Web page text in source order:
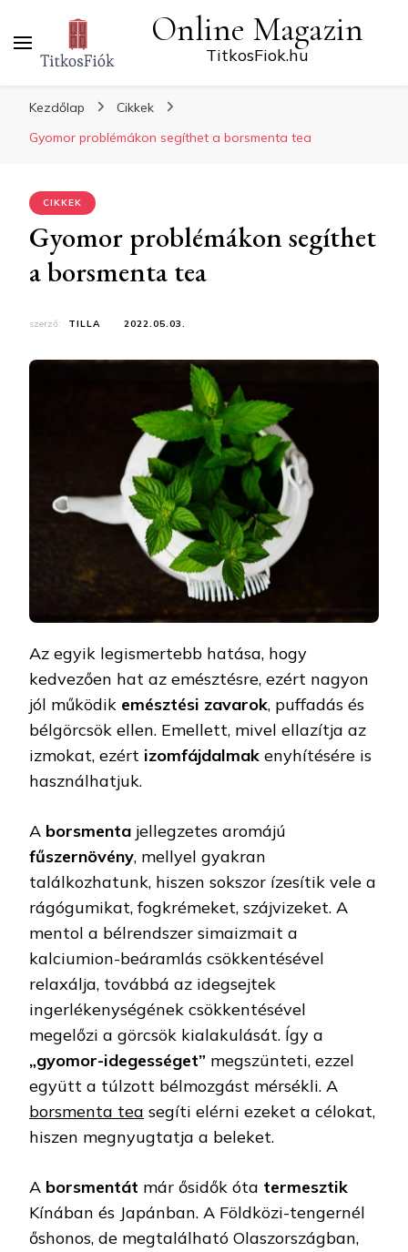
Online Magazin
TitkosFiok.hu
Kezdőlap
Cikkek
Gyomor problémákon segíthet a borsmenta tea
CIKKEK
Gyomor problémákon segíthet
a borsmenta tea
szerző: TILLA 2022.05.03.
Az egyik legismertebb hatása, hogy
kedvezően hat az emésztésre, ezért nagyon
jól működik emésztési zavarok, puffadás és
bélgörcsök ellen. Emellett, mivel ellazítja az
izmokat, ezért izomfájdalmak enyhítésére is
használhatjuk.
A borsmenta jellegzetes aromájú
fűszernövény, mellyel gyakran
találkozhatunk, hiszen sokszor ízesítik vele a
rágógumikat, fogkrémeket, szájvizeket. A
mentol a bélrendszer simaizmait a
kalciumion-beáramlás csökkentésével
relaxálja, továbbá az idegsejtek
ingerlékenységének csökkentésével
megelőzi a görcsök kialakulását. Így a
„gyomor-idegességet” megszünteti, ezzel
együtt a túlzott bélmozgást mérsékli. A
borsmenta tea segíti elérni ezeket a célokat,
hiszen megnyugtatja a beleket.
A borsmentát már ősidők óta termesztik
Kínában és Japánban. A Földközi-tengernél
őshonos, de megtalálható Olaszországban,